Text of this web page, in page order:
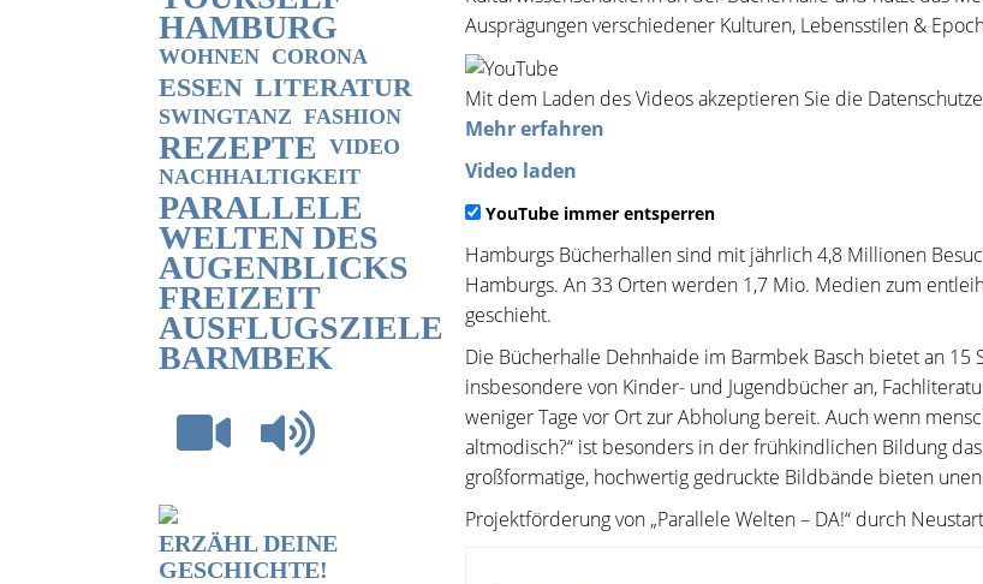
HAMBURG
WOHNEN CORONA
ESSEN LITERATUR
SWINGTANZ FASHION
REZEPTE VIDEO
NACHHALTIGKEIT
PARALLELE
WELTEN DES
AUGENBLICKS
FREIZEIT
AUSFLUGSZIELE
BARMBEK
ERZÄHL DEINE
GESCHICHTE!
Ausprägungen verschiedener Kulturen, Lebensstilen &
Mit dem Laden des Videos akzeptieren Sie die
Mehr erfahren
Video laden
YouTube immer entsperren
Hamburgs Bücherhallen sind mit jährlich 4,8 Millionen
Hamburgs. An 33 Orten werden 1,7 Mio. Medien zum
geschieht.
Die Bücherhalle Dehnhaide im Barmbek Basch bietet an
insbesondere von Kinder- und Jugendbücher an,
weniger Tage vor Ort zur Abholung bereit. Auch wenn
altmodisch?“ ist besonders in der frühkindlichen Bildung
großformatige, hochwertig gedruckte Bildbände bieten
Projektförderung von „Parallele Welten – DA!“ durch